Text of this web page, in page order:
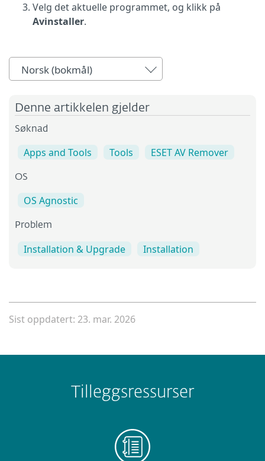
Velg det aktuelle programmet, og klikk på
Avinstaller.
Norsk (bokmål)
Denne artikkelen gjelder
Søknad
Apps and Tools Tools ESET AV Remover
OS
OS Agnostic
Problem
Installation & Upgrade Installation
Sist oppdatert: 23. mar. 2026
Tilleggsressurser